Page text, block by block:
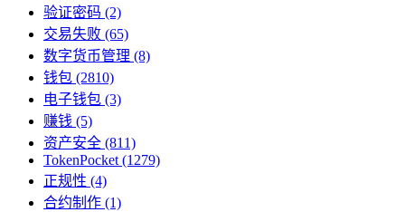
验证密码 (2)
交易失败 (65)
数字货币管理 (8)
钱包 (2810)
电子钱包 (3)
赚钱 (5)
资产安全 (811)
TokenPocket (1279)
正规性 (4)
合约制作 (1)